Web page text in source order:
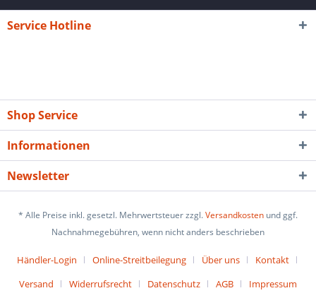
Service Hotline
Shop Service
Informationen
Newsletter
* Alle Preise inkl. gesetzl. Mehrwertsteuer zzgl.Versandkosten und ggf.
Nachnahmegebühren, wenn nicht anders beschrieben
Händler-Login Online-Streitbeilegung Über uns
Kontakt
Versand
Widerrufsrecht Datenschutz AGB Impressum